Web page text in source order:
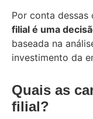
Por conta dessas
filial é uma
baseada na
investimento da
Quais as
filial?